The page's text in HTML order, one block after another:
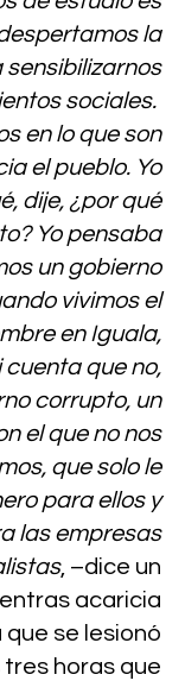
la
sociales.
en lo que son
el pueblo. Yo
dije, ¿por qué
Yo pensaba
un gobierno
vivimos el
en Iguala,
cuenta que no,
corrupto, un
el que no nos
que solo le
para ellos y
las empresas
, –dice un
acaricia
que se lesionó
horas que